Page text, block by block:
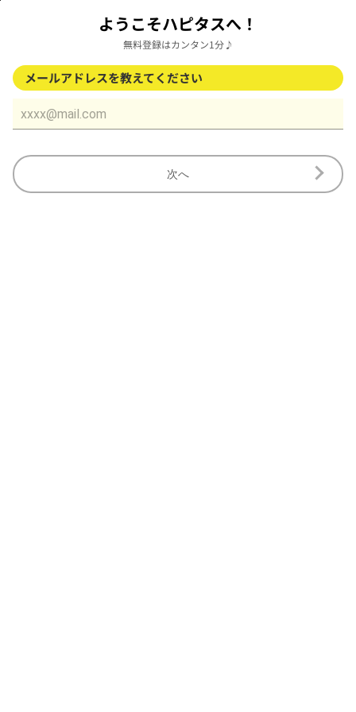
ようこそハピタスへ！
無料登録はカンタン1分♪
メールアドレスを教えてください
次へ